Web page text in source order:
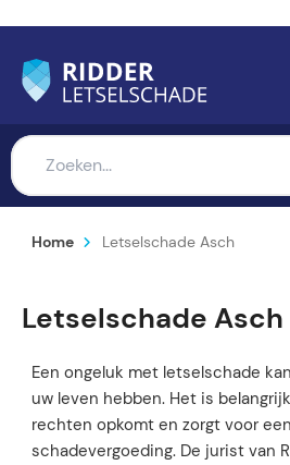
Home Letselschade Asch
Letselschade Asch
Een ongeluk met letselschade
uw leven hebben. Het is
rechten opkomt en zorgt voor
schadevergoeding. De jurist van